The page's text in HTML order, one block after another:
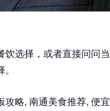
选择，或者直接问问
略, 南通美食推荐, 便